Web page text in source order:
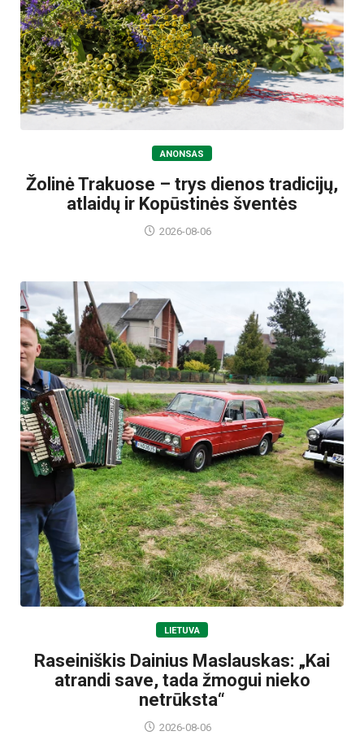
ANONSAS
Žolinė Trakuose – trys dienos tradicijų,
atlaidų ir Kopūstinės šventės
2026-08-06
LIETUVA
Raseiniškis Dainius Maslauskas: „Kai
atrandi save, tada žmogui nieko
netrūksta“
2026-08-06